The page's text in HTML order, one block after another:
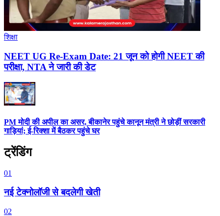
शिक्षा
NEET UG Re-Exam Date: 21 जून को होगी NEET की
परीक्षा, NTA ने जारी की डेट
PM मोदी की अपील का असर, बीकानेर पहुंचे कानून मंत्री ने छोड़ीं सरकारी
गाड़ियां; ई-रिक्शा में बैठकर पहुंचे घर
ट्रेंडिंग
01
नई टेक्नोलॉजी से बदलेगी खेती
02